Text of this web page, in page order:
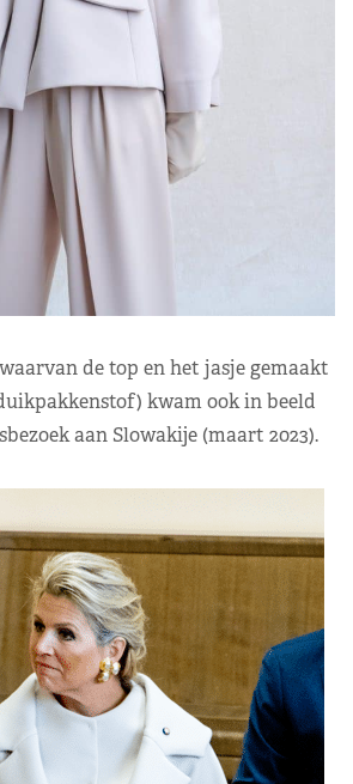
de top en het jasje gemaakt
kwam ook in beeld
aan Slowakije (maart 2023).